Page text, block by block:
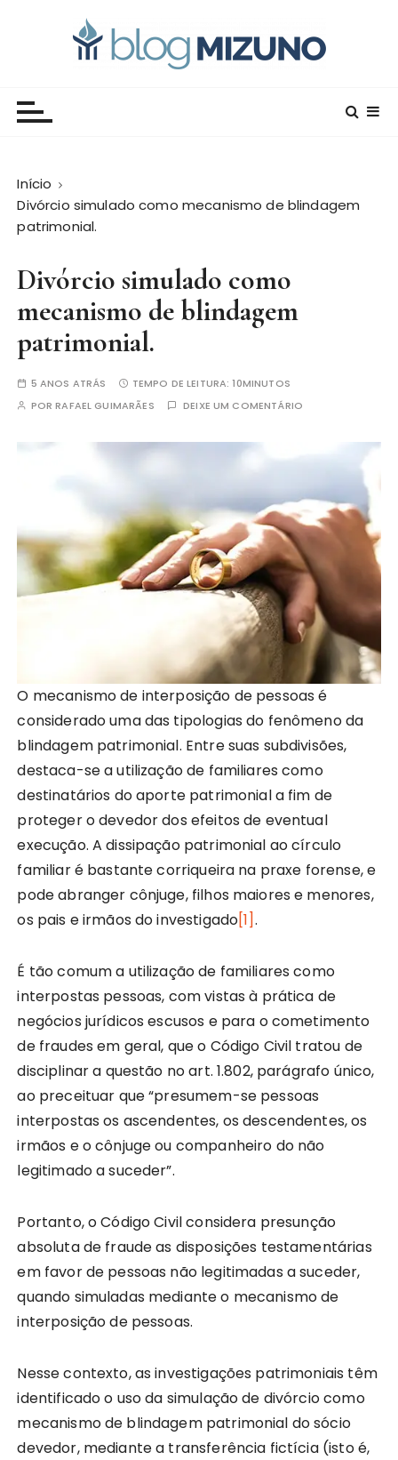
Início
Divórcio simulado como mecanismo de blindagem
patrimonial.
Divórcio simulado como
mecanismo de blindagem
patrimonial.
5 ANOS ATRÁS TEMPO DE LEITURA:10MINUTOS
PORRAFAEL GUIMARÃES DEIXE UM COMENTÁRIO
O mecanismo de interposição de pessoas é
considerado uma das tipologias do fenômeno da
blindagem patrimonial. Entre suas subdivisões,
destaca-se a utilização de familiares como
destinatários do aporte patrimonial a fim de
proteger o devedor dos efeitos de eventual
execução. A dissipação patrimonial ao círculo
familiar é bastante corriqueira na praxe forense, e
pode abranger cônjuge, filhos maiores e menores,
os pais e irmãos do investigado[1].
É tão comum a utilização de familiares como
interpostas pessoas, com vistas à prática de
negócios jurídicos escusos e para o cometimento
de fraudes em geral, que o Código Civil tratou de
disciplinar a questão no art. 1.802, parágrafo único,
ao preceituar que “presumem-se pessoas
interpostas os ascendentes, os descendentes, os
irmãos e o cônjuge ou companheiro do não
legitimado a suceder”.
Portanto, o Código Civil considera presunção
absoluta de fraude as disposições testamentárias
em favor de pessoas não legitimadas a suceder,
quando simuladas mediante o mecanismo de
interposição de pessoas.
Nesse contexto, as investigações patrimoniais têm
identificado o uso da simulação de divórcio como
mecanismo de blindagem patrimonial do sócio
devedor, mediante a transferência fictícia (isto é,